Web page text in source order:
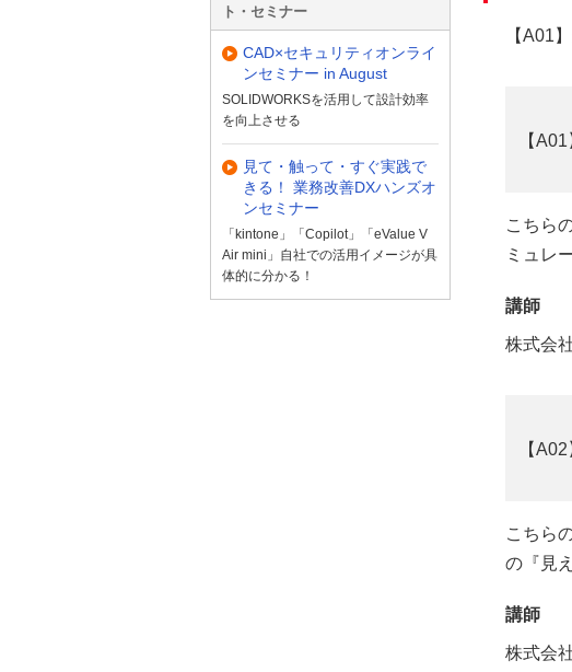
【A01
【A01
こちら
ミュレ
講師
株式会
【A02
こちら
の『見
講師
株式会
ト・セミナー
CAD×セキュリティオンライ
ンセミナー in August
SOLIDWORKSを活用して設計効率
を向上させる
見て・触って・すぐ実践で
きる！ 業務改善DXハンズオ
ンセミナー
「kintone」「Copilot」「eValue V
Air mini」自社での活用イメージが具
体的に分かる！